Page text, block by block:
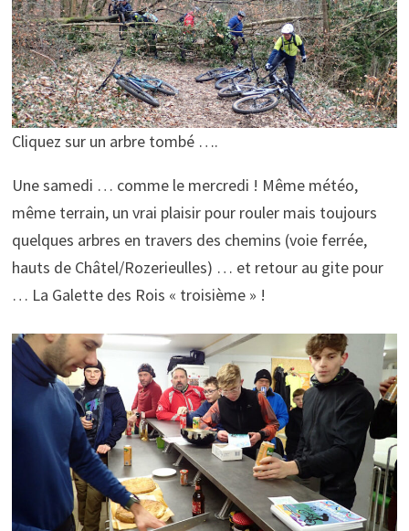
Cliquez sur un arbre tombé ….
Une samedi … comme le mercredi ! Même météo,
même terrain, un vrai plaisir pour rouler mais toujours
quelques arbres en travers des chemins (voie ferrée,
hauts de Châtel/Rozerieulles) … et retour au gite pour
… La Galette des Rois « troisième » !